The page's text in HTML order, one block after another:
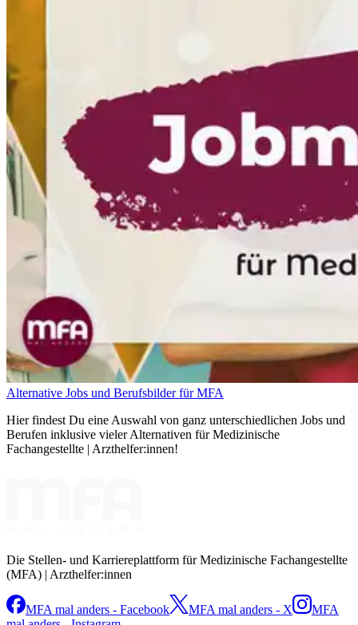
Alternative Jobs und Berufsbilder für MFA
Hier findest Du eine Auswahl von ganz unterschiedlichen Jobs und
Berufen inklusive vieler Alternativen für Medizinische
Fachangestellte | Arzthelfer:innen!
Die Stellen- und Karriereplattform für Medizinische Fachangestellte
(MFA) | Arzthelfer:innen
MFA mal anders - Facebook MFA mal anders - X
MFA